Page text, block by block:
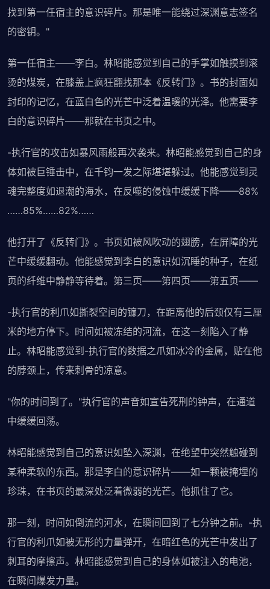
找到第一任宿主的意识碎片。那是唯一能绕过深渊意志签名
的密钥。"
第一任宿主——李白。林昭能感觉到自己的手掌如触摸到滚
烫的煤炭，在膝盖上疯狂翻找那本《反转门》。书的封面如
封印的记忆，在蓝白色的光芒中泛着温暖的光泽。他需要李
白的意识碎片——那就在书页之中。
-执行官的攻击如暴风雨般再次袭来。林昭能感觉到自己的身
体如被巨锤击中，在千钧一发之际堪堪躲过。他能感觉到灵
魂完整度如退潮的海水，在反噬的侵蚀中缓缓下降——88%
……85%……82%……
他打开了《反转门》。书页如被风吹动的翅膀，在屏障的光
芒中缓缓翻动。他能感觉到李白的意识如沉睡的种子，在纸
页的纤维中静静等待着。第三页——第四页——第五页——
-执行官的利爪如撕裂空间的镰刀，在距离他的后颈仅有三厘
米的地方停下。时间如被冻结的河流，在这一刻陷入了静
止。林昭能感觉到-执行官的数据之爪如冰冷的金属，贴在他
的脖颈上，传来刺骨的凉意。
"你的时间到了。"执行官的声音如宣告死刑的钟声，在通道
中缓缓回荡。
林昭能感觉到自己的意识如坠入深渊，在绝望中突然触碰到
某种柔软的东西。那是李白的意识碎片——如一颗被掩埋的
珍珠，在书页的最深处泛着微弱的光芒。他抓住了它。
那一刻，时间如倒流的河水，在瞬间回到了七分钟之前。-执
行官的利爪如被无形的力量弹开，在暗红色的光芒中发出了
刺耳的摩擦声。林昭能感觉到自己的身体如被注入的电池，
在瞬间爆发力量。